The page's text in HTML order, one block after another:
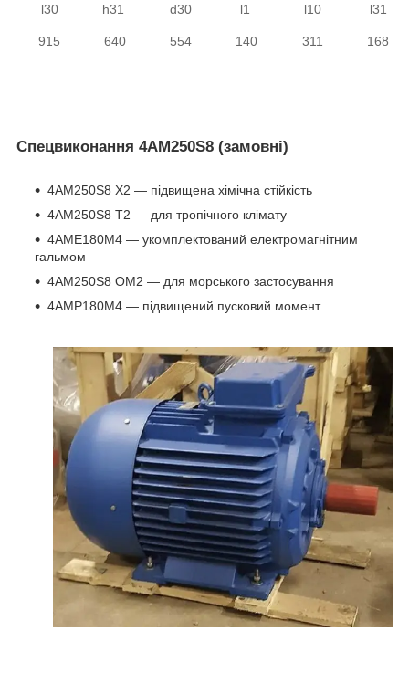
l30 h31 d30 l1 l10 l31
915 640 554 140 311 168
Спецвиконання 4АМ250S8 (замовні)
4АМ250S8 Х2 ― підвищена хімічна стійкість
4АМ250S8 Т2 ― для тропічного клімату
4АМЕ180М4 ― укомплектований електромагнітним
гальмом
4АМ250S8 ОМ2 ― для морського застосування
4АМР180М4 ― підвищений пусковий момент